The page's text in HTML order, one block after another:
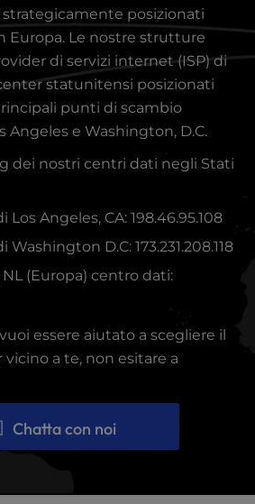
posizionati
Europa. Le nostre strutture
di servizi internet (ISP) di
statunitensi posizionati
punti di scambio
Angeles e Washington, D.C.
dei nostri centri dati negli Stati
Los Angeles, CA: 198.46.95.108
D.C: 173.231.208.118
(Europa) centro dati:
essere aiutato a scegliere il
a te, non esitare a
Chatta con noi